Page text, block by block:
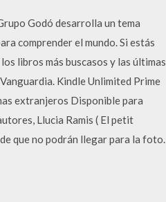
Godó desarrolla un tema
comprender el mundo. Si estás
libros más buscasos y las últimas
Kindle Unlimited Prime
extranjeros Disponible para
Llucia Ramis ( El petit
que no podrán llegar para la foto.